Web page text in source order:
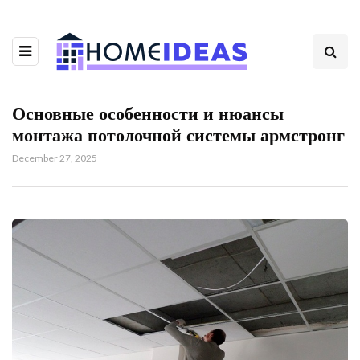
Основные особенности и нюансы
монтажа потолочной системы армстронг
December 27, 2025